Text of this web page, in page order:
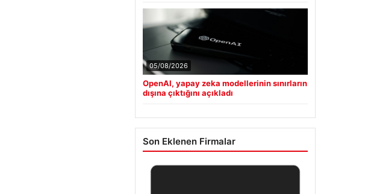
05/08/2026
OpenAI, yapay zeka modellerinin sınırların
dışına çıktığını açıkladı
Son Eklenen Firmalar